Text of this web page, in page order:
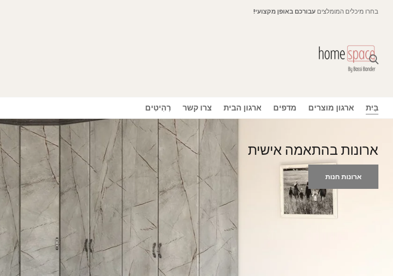
משלוח חינם והחזרות חינם (ירושלים) על כל הזמנות מעל 300 ש"ח. פריטים נשלחים תוך 2-7 ימים. (לא כולל רהיטים)
בַּיִת ארגון מוצרים מדפים ארגון הבית צרו קשר רְהִיטִים
חדר שינה שלם
צרו קשר